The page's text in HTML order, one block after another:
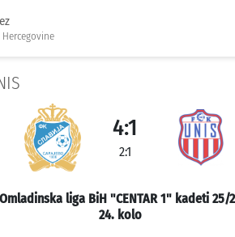
Hercegovine
4:1
2:1
Omladinska liga BiH "CENTAR 1" kadeti 25/
24. kolo